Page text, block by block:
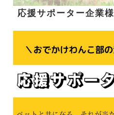
応援サポーター企業